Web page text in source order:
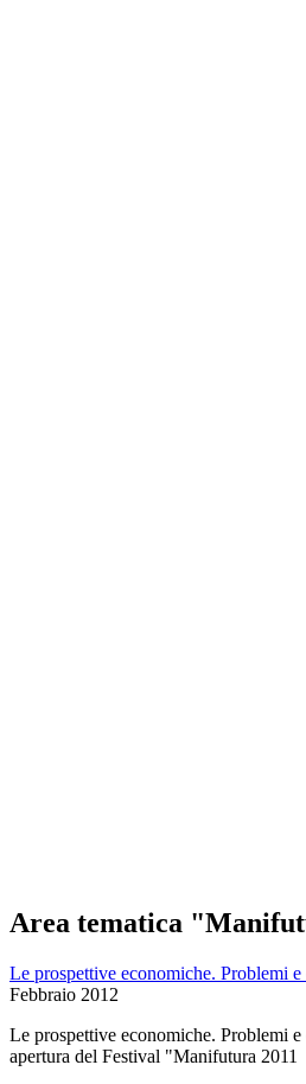
Area tematica
Le prospettive economiche. Problemi
Febbraio 2012
Le prospettive economiche. Problemi
apertura del Festival "Manifutura 2011